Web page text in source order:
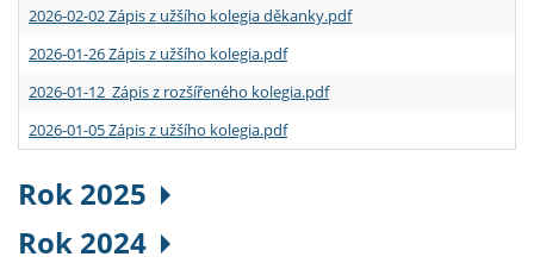
2026-02-02 Zápis z užšího kolegia děkanky.pdf
2026-01-26 Zápis z užšího kolegia.pdf
2026-01-12 Zápis z rozšířeného kolegia.pdf
2026-01-05 Zápis z užšího kolegia.pdf
Rok 2025
Rok 2024